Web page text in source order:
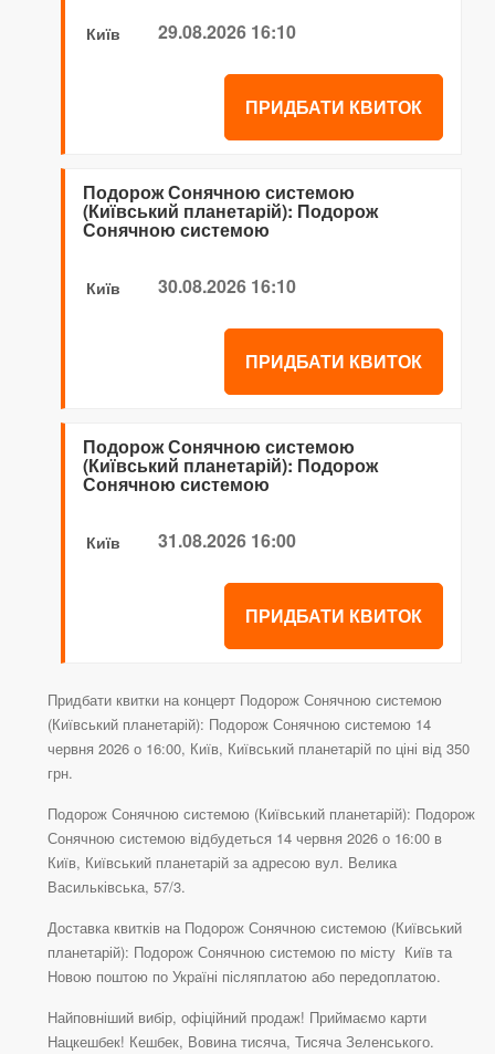
Київ 29.08.2026 16:10
ПРИДБАТИ КВИТОК
Подорож Сонячною системою
(Київський планетарій): Подорож
Сонячною системою
Київ 30.08.2026 16:10
ПРИДБАТИ КВИТОК
Подорож Сонячною системою
(Київський планетарій): Подорож
Сонячною системою
Київ 31.08.2026 16:00
ПРИДБАТИ КВИТОК
Придбати квитки на концерт Подорож Сонячною системою
(Київський планетарій): Подорож Сонячною системою 14
червня 2026 о 16:00, Київ, Київський планетарій по ціні від 350
грн.
Подорож Сонячною системою (Київський планетарій): Подорож
Сонячною системою відбудеться 14 червня 2026 о 16:00 в
Київ, Київський планетарій за адресою вул. Велика
Васильківська, 57/3.
Доставка квитків на Подорож Сонячною системою (Київський
планетарій): Подорож Сонячною системою по місту Київ та
Новою поштою по Україні післяплатою або передоплатою.
Найповніший вибір, офіційний продаж! Приймаємо карти
Нацкешбек! Кешбек, Вовина тисяча, Тисяча Зеленського.